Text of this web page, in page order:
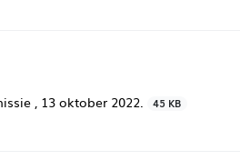
, 13 oktober 2022.
45 KB